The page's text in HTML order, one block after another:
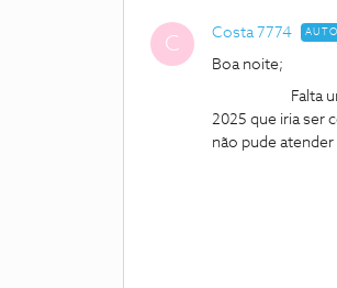
C Costa 7774
Boa noite;
Falta um
2025 que iria ser
não pude
J. A.